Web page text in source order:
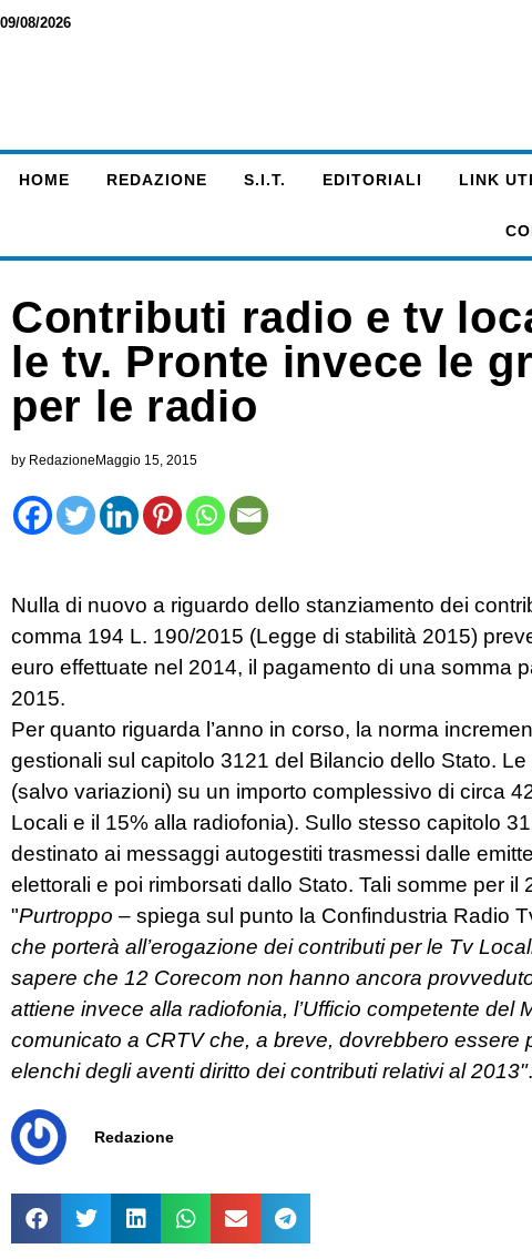
09/08/2026
HOME REDAZIONE S.I.T. EDITORIALI LINK
Contributi radio e tv
le tv. Pronte invece le
per le radio
by Redazione Maggio 15, 2015
Nulla di nuovo a riguardo dello stanziamento dei
comma 194 L. 190/2015 (Legge di stabilità 2015)
euro effettuate nel 2014, il pagamento di una somma
2015.
Per quanto riguarda l’anno in corso, la norma
gestionali sul capitolo 3121 del Bilancio dello Stato.
(salvo variazioni) su un importo complessivo di circa
Locali e il 15% alla radiofonia). Sullo stesso capitolo
destinato ai messaggi autogestiti trasmessi dalle
elettorali e poi rimborsati dallo Stato. Tali somme per
"Purtroppo – spiega sul punto la Confindustria Radio
che porterà all’erogazione dei contributi per le Tv
sapere che 12 Corecom non hanno ancora
attiene invece alla radiofonia, l’Ufficio competente del
comunicato a CRTV che, a breve, dovrebbero
elenchi degli aventi diritto dei contributi relativi al 2013"
Redazione